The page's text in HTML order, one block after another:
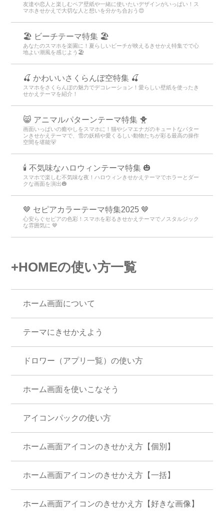
友達や恋人と楽しむペア壁紙や一緒に使いたいデザインがいっぱい！ス
マホきせかえで大切な人と想いを分かち合おう😍
🏖 ビーチテーマ特集 🏖
あなたのスマホを楽園に！夏らしいビーチが映えるきせかえ特集でで心
地よい潮風を感じよう🏖
🍒 かわいいさくらんぼ空特集 🍒
スマホをさくらんぼの魅力でデコレーション！愛らしい壁紙を使ったき
せかえテーマを紹介！
😸 アニマルパターンテーマ特集 🐥
画面いっぱいの癒やしをスマホに！猫やシマエナガのキュートなパター
ンきせかえテーマで、雪の妖精や愛くるしい動物たちが彩る最高の操作
空間を堪能🐻
🕯️ 不気味なハロウィンテーマ特集 🎃
スマホで楽しむ不気味な夜！ハロウィンきせかえテーマでホラーとダー
クな画面を演出🎃
🤎 セピアカラーテーマ特集2025 🤎
心安らぐセピアの色彩！スマホを彩るきせかえテーマでノスタルジック
な雰囲気に 🤎
+HOMEの使い方一覧
ホーム画面について
テーマにきせかえよう
ドロワー（アプリ一覧）の使い方
ホーム画面を使いこなそう
アイコンパックの使い方
ホーム画面アイコンのきせかえ方【個別】
ホーム画面アイコンのきせかえ方【一括】
ホーム画面アイコンのきせかえ方【好きな画像】